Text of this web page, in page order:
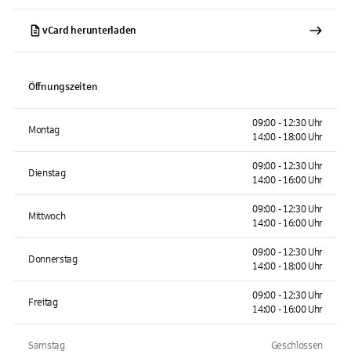
vCard herunterladen
Öffnungszeiten
Montag
09:00 - 12:30 Uhr
14:00 - 18:00 Uhr
Dienstag
09:00 - 12:30 Uhr
14:00 - 16:00 Uhr
Mittwoch
09:00 - 12:30 Uhr
14:00 - 16:00 Uhr
Donnerstag
09:00 - 12:30 Uhr
14:00 - 18:00 Uhr
Freitag
09:00 - 12:30 Uhr
14:00 - 16:00 Uhr
Samstag Geschlossen